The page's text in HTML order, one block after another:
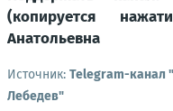
(копируется
Анатольевна
Источник: Telegram-канал
Лебедев"